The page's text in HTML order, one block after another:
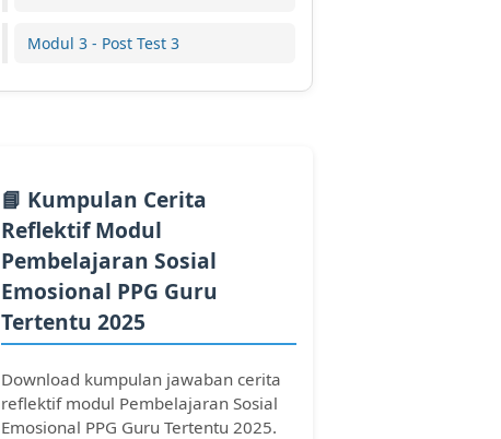
Modul 3 - Post Test 3
📘 Kumpulan Cerita
Reflektif Modul
Pembelajaran Sosial
Emosional PPG Guru
Tertentu 2025
Download kumpulan jawaban cerita
reflektif modul Pembelajaran Sosial
Emosional PPG Guru Tertentu 2025.